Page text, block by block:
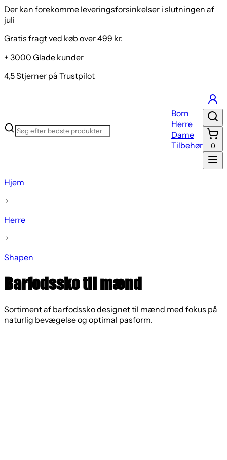
Der kan forekomme leveringsforsinkelser i slutningen af
juli
Gratis fragt ved køb over 499 kr.
+ 3000 Glade kunder
4,5 Stjerner på Trustpilot
Born
Herre
Dame
Tilbehør
0
Hjem
Herre
Shapen
Barfodssko til mænd
Sortiment af barfodssko designet til mænd med fokus på
naturlig bevægelse og optimal pasform.